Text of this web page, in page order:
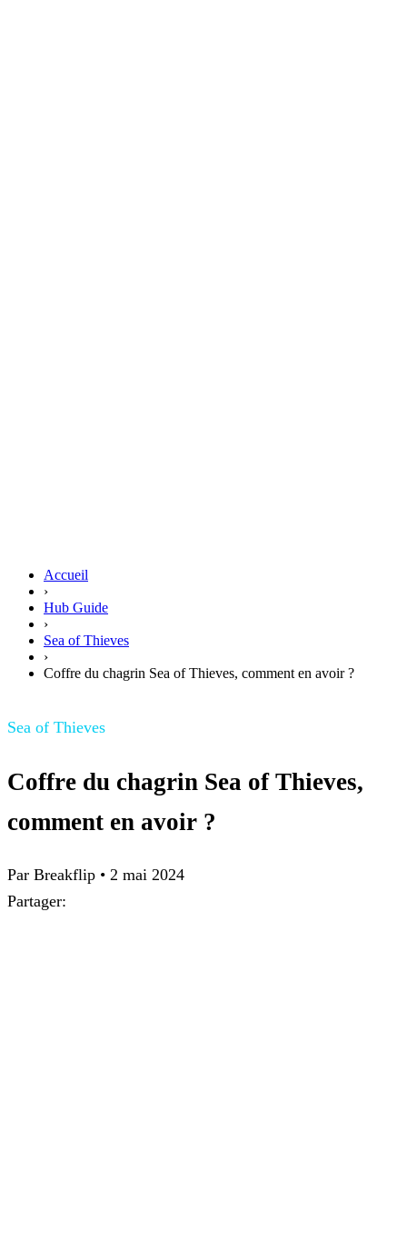
Accueil
›
Hub Guide
›
Sea of Thieves
›
Coffre du chagrin Sea of Thieves, comment en avoir ?
Sea of Thieves
Coffre du chagrin Sea of Thieves,
comment en avoir ?
Par Breakflip • 2 mai 2024
Partager: